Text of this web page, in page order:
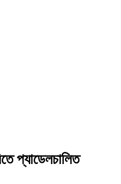
প্যাডেলচালিত